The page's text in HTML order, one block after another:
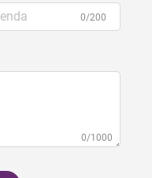
0/200
0/1000